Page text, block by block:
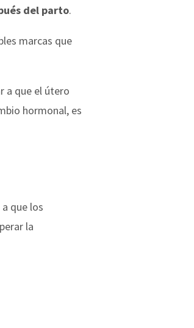
del parto.
marcas que
a que el útero
hormonal, es
que los
la